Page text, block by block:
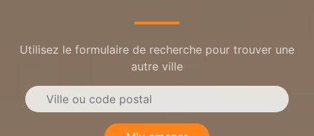
Utilisez le formulaire de recherche pour trouver une
autre ville